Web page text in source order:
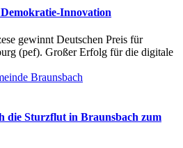
Innovation
gewinnt Deutschen Preis für
(pef). Großer Erfolg für die digitale
die Sturzflut in Braunsbach zum